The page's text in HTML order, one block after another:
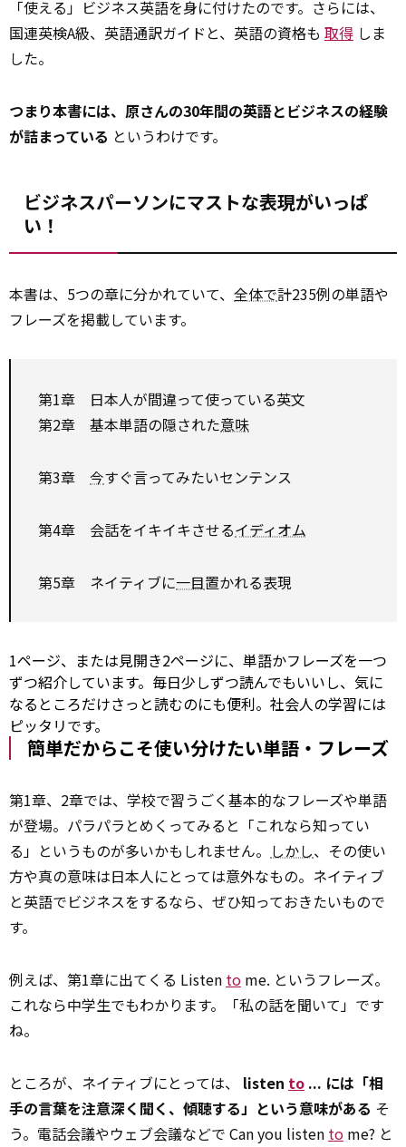
「使える」ビジネス英語を身に付けたのです。さらには、
国連英検A級、英語通訳ガイドと、英語の資格も 取得 しま
した。
つまり本書には、原さんの30年間の英語とビジネスの経験
が詰まっている というわけです。
ビジネスパーソンにマストな表現がいっぱ
い！
本書は、5つの章に分かれていて、 全体で計235例の単語や
フレーズを掲載しています。
第1章 日本人が間違って使っている英文
第2章 基本単語の隠された意味
第3章 今すぐ言ってみたいセンテンス
第4章 会話をイキイキさせるイディオム
第5章 ネイティブに一目置かれる表現
1ページ、または見開き2ページに、単語かフレーズを一つ
ずつ紹介しています。毎日少しずつ読んでもいいし、気に
なるところだけさっと読むのにも便利。社会人の学習には
ピッタリです。
簡単だからこそ使い分けたい単語・フレーズ
第1章、2章では、学校で習うごく基本的なフレーズや単語
が登場。パラパラとめくってみると「これなら知ってい
る」というものが多いかもしれません。 しかし、その使い
方や真の意味は日本人にとっては意外なもの。ネイティブ
と英語でビジネスをするなら、ぜひ知っておきたいもので
す。
例えば、第1章に出てくる Listen to me. というフレーズ。
これなら中学生でもわかります。「私の話を聞いて」です
ね。
ところが、ネイティブにとっては、 listen to ... には「相
手の言葉を注意深く聞く、傾聴する」という意味がある そ
う。電話会議やウェブ会議などで Can you listen to me? と